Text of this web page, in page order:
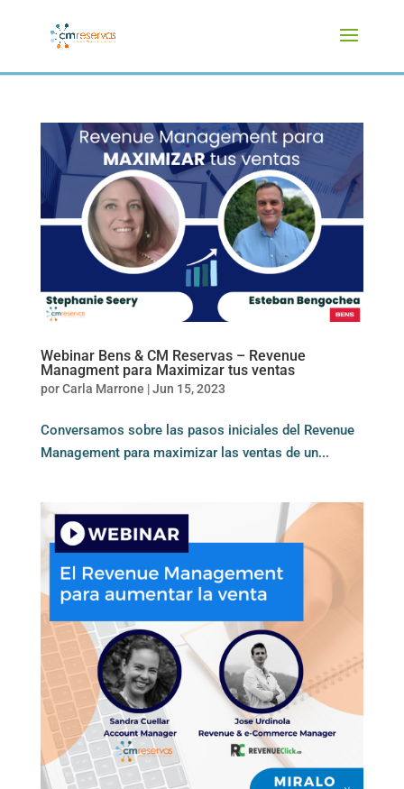
Webinar Bens & CM Reservas – Revenue
Managment para Maximizar tus ventas
porCarla Marrone |Jun 15, 2023
Conversamos sobre las pasos iniciales del Revenue
Management para maximizar las ventas de un...